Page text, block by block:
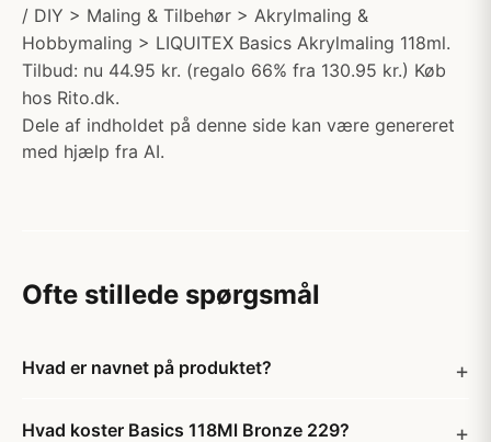
/ DIY > Maling & Tilbehør > Akrylmaling &
Hobbymaling > LIQUITEX Basics Akrylmaling 118ml.
Tilbud: nu 44.95 kr. (regalo 66% fra 130.95 kr.) Køb
hos Rito.dk.
Dele af indholdet på denne side kan være genereret
med hjælp fra AI.
Ofte stillede spørgsmål
Hvad er navnet på produktet?
Hvad koster Basics 118Ml Bronze 229?